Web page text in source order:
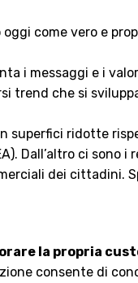
come vero e
i messaggi e i
trend che si
superfici ridotte
Dall’altro ci
dei cittadini.
la propria
consente di